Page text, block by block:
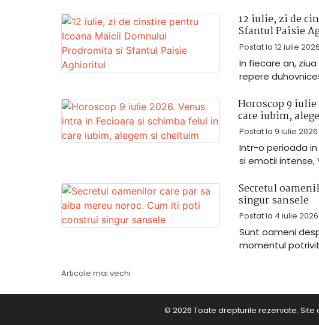
12 iulie, zi de
Sfantul Paisie
Postat la 12 iulie 2026
In fiecare an,
repere
Horoscop 9
care iubim,
Postat la 9 iulie 2026
Intr-o perioada
si emotii intense,
Secretul
singur sansele
Postat la 4 iulie 2026
Sunt oameni
momentul
Navigare
în
Articole mai vechi
© 2026 Toate drepturile rezervate. Site